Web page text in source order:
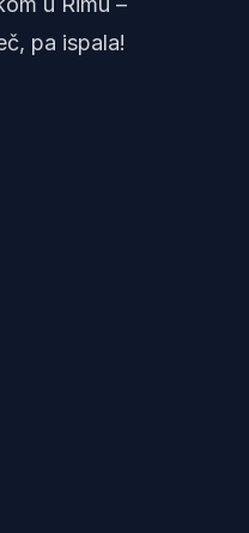
pa ispala!